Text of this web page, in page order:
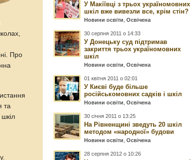
Про
та
У Макіївці з трьох україномовних
шкіл вже вивезли все, крім стін?
Новини освіти ,Освічена
30 серпня 2011 о 14:33
У Донецьку суд підтримав
закриття трьох україномовних
шкіл
Новини освіти ,Освічена
01 квітня 2011 о 02:01
У Києві буде більше
російськомовних садків і шкіл
Новини освіти ,Освічена
30 січня 2011 о 13:25
На Рівненщині зведуть 20 шкіл
методом «народної» будови
Новини освіти ,Освічена
28 серпня 2012 о 10:26